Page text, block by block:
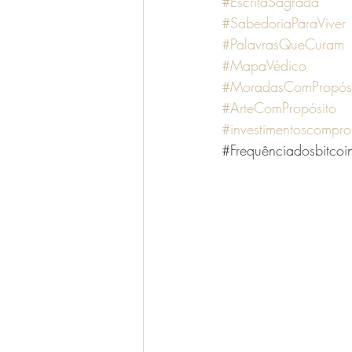
#SabedoriaParaViver
#PalavrasQueCuram
#MapaVédico
#ArteComPropósito